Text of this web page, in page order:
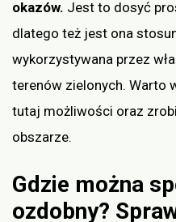
okazów. Jest to dosyć
dlatego też jest ona
wykorzystywana przez
terenów zielonych. Warto
tutaj możliwości oraz
obszarze.
Gdzie można
ozdobny?